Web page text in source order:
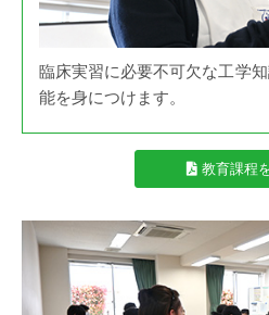
臨床実習に必要不可欠な工学
能を身につけます。
教育課程